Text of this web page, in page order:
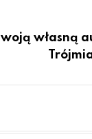
własną